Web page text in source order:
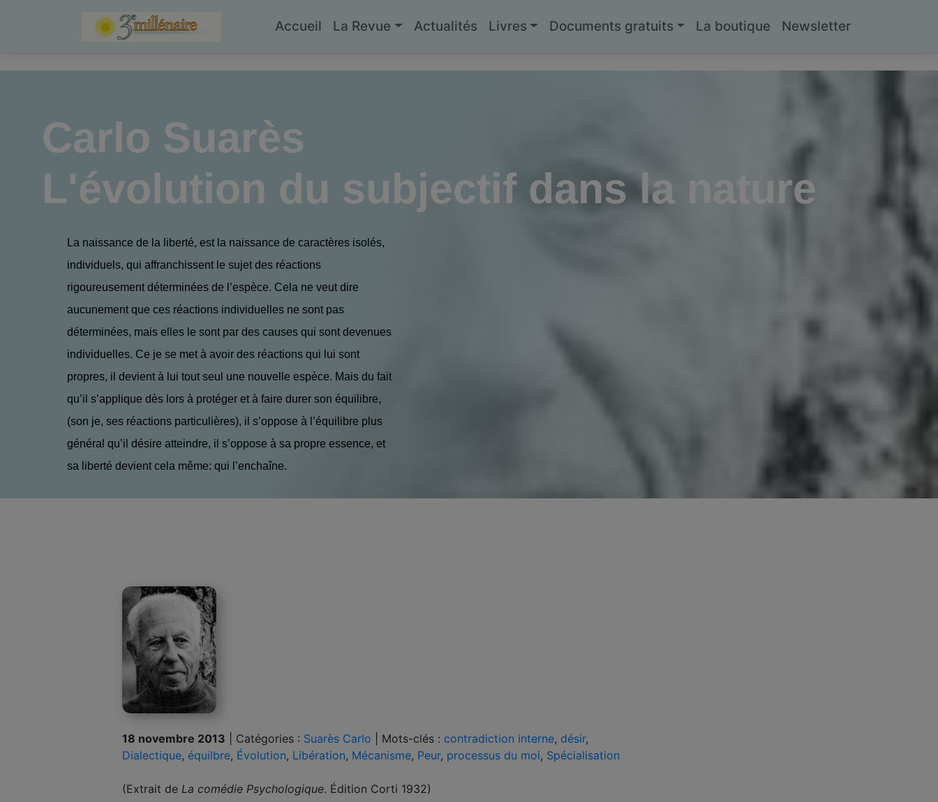
Accueil La Revue Actualités Livres Documents gratuits La boutique Newsletter
Carlo Suarès
L'évolution du subjectif dans la nature
La naissance de la liberté, est la naissance de ca­ractères isolés,
individuels, qui affranchissent le sujet des réactions
rigoureusement déterminées de l’espèce. Cela ne veut dire
aucunement que ces réactions individuelles ne sont pas
déterminées, mais elles le sont par des causes qui sont devenues
individuelles. Ce je se met à avoir des réactions qui lui sont
propres, il devient à lui tout seul une nou­velle espèce. Mais du fait
qu’il s’applique dès lors à protéger et à faire durer son équilibre,
(son je, ses réactions particulières), il s’oppose à l’équilibre plus
général qu’il désire atteindre, il s’oppose à sa propre essence, et
sa liberté devient cela même: qui l’enchaîne.
18 novembre 2013 Catégories : Suarès Carlo Mots-clés : contradiction interne, désir,
Dialectique, équilbre, Évolution, Libération, Mécanisme, Peur, processus du moi, Spécialisation
(Extrait de La comédie Psychologique. Édition Corti 1932)